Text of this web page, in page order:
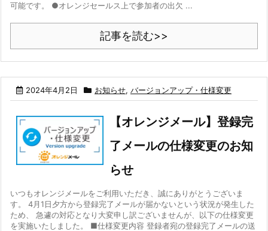
可能です。 ●オレンジセールス上で参加者の出欠 ...
記事を読む>>
2024年4月2日 お知らせ, バージョンアップ・仕様変更
【オレンジメール】登録完
了メールの仕様変更のお知
らせ
いつもオレンジメールをご利用いただき、誠にありがとうございま
す。 4月1日夕方から登録完了メールが届かないという状況が発生した
ため、 急遽の対応となり大変申し訳ございませんが、以下の仕様変更
を実施いたしました。 ■仕様変更内容 登録者宛の登録完了メールの送